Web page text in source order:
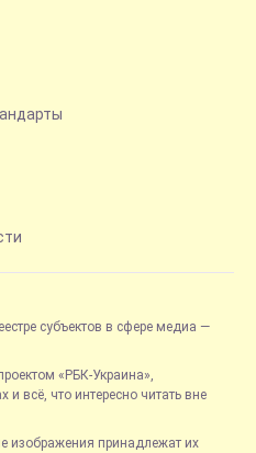
субъектов в сфере медиа —
«РБК-Украина»,
всё, что интересно читать вне
изображения принадлежат их